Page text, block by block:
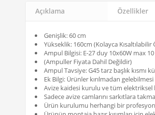
Açıklama Özellikler
Genişlik: 60 cm
Yükseklik: 160cm (Kolayca
Ampul Bilgisi: E-27 duy 10x60W max
(Ampuller Fiyata Dahil Değildir)
Ampul Tavsiye: G45 tarz başlık kısmı
Ek Bilgi: Ürünler kırılmadan
Avize kaidesi kurulu ve tüm elektriksel
Sadece avize camlarını sarkıtlara
Ürün kurulumu herhangi bir